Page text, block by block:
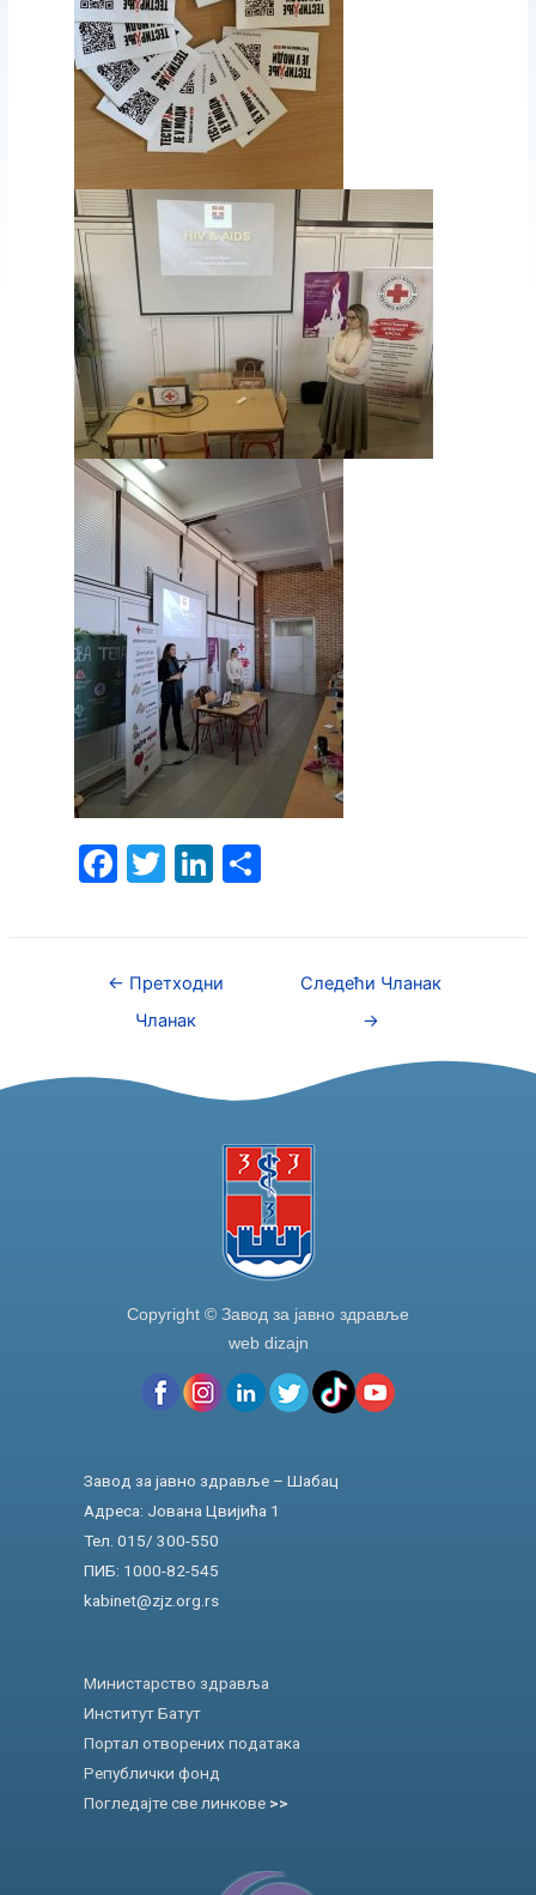
F
e
b
o
T
er
Li
e
S
← Претходни
Чланак
Следећи Чланак
→
Copyright © Завод за јавно здравље
web dizajn
Завод за јавно здравље – Шабац
Адреса: Јована Цвијића 1
Тел. 015/ 300-550
ПИБ: 1000-82-545
kabinet@zjz.org.rs
Министарство здравља
Институт Батут
Портал отворених података
Републички фонд
Погледајте све линкове >>